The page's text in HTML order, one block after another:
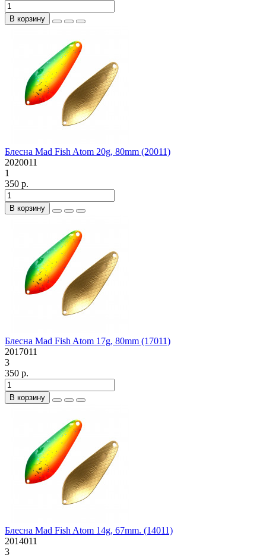
В корзину
Блесна Mad Fish Atom 20g, 80mm (20011)
2020011
1
350 р.
В корзину
Блесна Mad Fish Atom 17g, 80mm (17011)
2017011
3
350 р.
В корзину
Блесна Mad Fish Atom 14g, 67mm. (14011)
2014011
3